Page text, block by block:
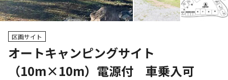
区画サイト
オートキャンピングサイト
（10m×10m）電源付 車乗入可
サイト・宿泊施設
WEB予約可能 キャンプサイト